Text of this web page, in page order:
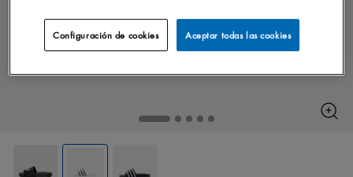
Aceptar todas las cookies
Configuración de cookies